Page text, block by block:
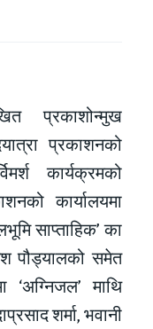
प्रकाशोन्मुख
प्रकाशनको
कार्यक्रमको
कार्यालयमा
साप्ताहिक’ का
पौड्यालको समेत
‘अग्निजल’ माथि
शर्मा, भवानी